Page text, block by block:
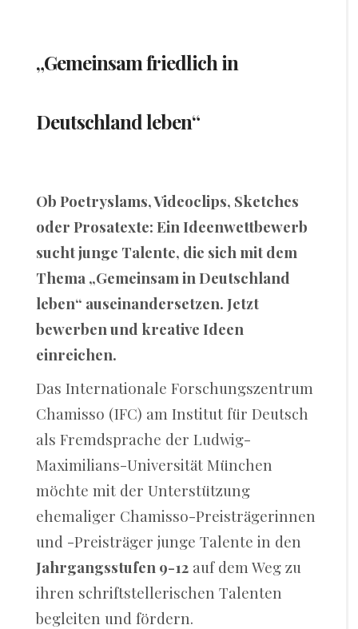
„Gemeinsam friedlich in
Deutschland leben“
Ob Poetryslams, Videoclips, Sketches
oder Prosatexte: Ein Ideenwettbewerb
sucht junge Talente, die sich mit dem
Thema „Gemeinsam in Deutschland
leben“ auseinandersetzen. Jetzt
bewerben und kreative Ideen
einreichen.
Das Internationale Forschungszentrum
Chamisso (IFC) am Institut für Deutsch
als Fremdsprache der Ludwig-
Maximilians-Universität München
möchte mit der Unterstützung
ehemaliger Chamisso-Preisträgerinnen
und -Preisträger junge Talente in den
Jahrgangsstufen 9-12 auf dem Weg zu
ihren schriftstellerischen Talenten
begleiten und fördern.